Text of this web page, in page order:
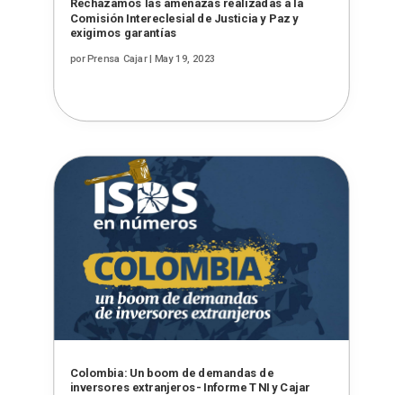
Rechazamos las amenazas realizadas a la
Comisión Intereclesial de Justicia y Paz y
exigimos garantías
porPrensa Cajar| May 19, 2023
Colombia: Un boom de demandas de
inversores extranjeros- Informe TNI y Cajar